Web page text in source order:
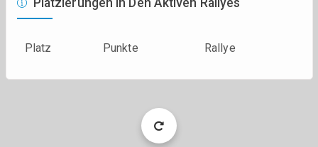
Platzierungen In Den Aktiven Rallyes
Platz Punkte Rallye
Load
More